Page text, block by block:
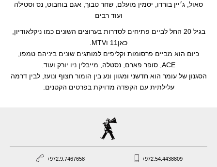
עריכה
סאול, ג׳יין בורדו, יסמין מועלם, שחר טבוך, אגם בוחבוט, נס וסטילה
ועוד רבים
בגיל 20 החל לביים פתיחים לסדרות בערוצים השונים כמו ניקלאודיון,
כאן11 וMTV.
כיום הוא מביים פרסומות וקליפים למותגים שונים ביניהם טמפו,
ACE, סופר פארם, נסטלה, מייבלין ניו יורק ועוד.
הסגנון של עומר הוא חדשני ומגוון ונע בין הומור חצוף ונועז, לבין דרמה
עלילתית עם הקפדה מדויקת בפרטים הקטנים.
+972.9.7467658 +972.54.4438809